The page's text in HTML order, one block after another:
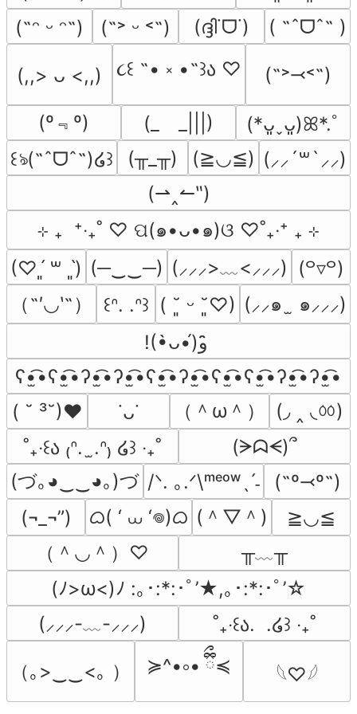
(˶ᵔ ᵕ ᵔ˶)
(˶˃ ᵕ ˂˶) (ദ്ദി˙ᗜ˙) ( ˶ˆᗜˆ˵ )
(,,> ᴗ <,,) ૮꒰ ˶• ༝ •˶꒱ა ♡ (˶˃⤙˂˶)
(º﹃º) (_　_|||)
(*ᴗ͈ˬᴗ͈)ꕤ*.ﾟ
꒰ঌ(˶ˆᗜˆ˵)໒꒱
(╥_╥) (≧◡≦) (⸝⸝´꒳`⸝⸝)
(⇀‸↼‶)
⊹ ₊  ⁺‧₊˚ ♡ ପ(๑•ᴗ•๑)ଓ ♡˚₊‧⁺ ₊ ⊹
(♡ˊ͈ ꒳ ˋ͈) (─‿‿─) (⸝⸝⸝>﹏<⸝⸝⸝) (꒪▿꒪)
（˶′◡‵˶）
꒰ᐢ. .ᐢ꒱ ( ˘͈ ᵕ ˘͈♡) (⸝⸝๑  ̫ ๑⸝⸝⸝)
ʕ•̫͡•ʕ•̫͡•ʔ•̫͡•ʔ•̫͡•ʕ•̫͡•ʔ•̫͡•ʕ•̫͡•ʕ•̫͡•ʔ•̫͡•ʔ•̫͡•
( ˘ ³˘)♥
˙ᴗ˙ （＾ω＾）
(◞ ‸ ◟ㆀ)
˚₊‧꒰ა ₍ᐢ.  ̫.ᐢ₎ ໒꒱ ‧₊˚
(ᗒᗣᗕ)՞
(づ｡◕‿‿◕｡)づ /ᐠ. ｡.ᐟ\ᵐᵉᵒʷˎˊ˗
(˶º⤙º˶)
(¬_¬”)
ᜊ( ‘ ⩊ ‘𖦹)ᜊ (＾▽＾)
≧◡≦
（＾◡＾）♡
╥﹏╥
(ﾉ>ω<)ﾉ :｡･:*:･ﾟ’★,｡･:*:･ﾟ’☆
(⸝⸝⸝-﹏-⸝⸝⸝)
˚₊‧꒰ა.  .໒꒱ ‧₊˚
（｡>‿‿<｡ ） ≽^•༚• ྀིྀ≼ 𓆩♡𓆪